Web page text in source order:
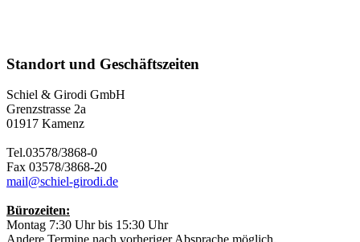
Standort und Geschäftszeiten
Schiel & Girodi GmbH
Grenzstrasse 2a
01917 Kamenz
Tel.03578/3868-0
Fax 03578/3868-20
mail@schiel-girodi.de
Bürozeiten:
Montag 7:30 Uhr bis 15:30 Uhr